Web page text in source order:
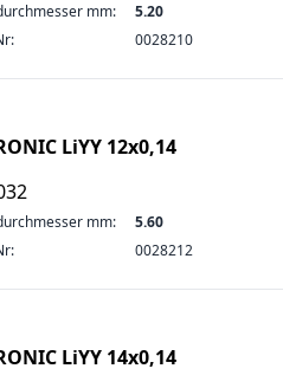
mm:
5.20
0028210
LiYY 12x0,14
mm:
5.60
0028212
LiYY 14x0,14